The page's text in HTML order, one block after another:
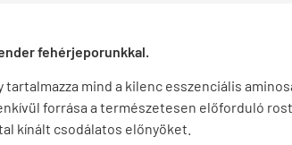
fehérjeporunkkal.
mind a kilenc esszenciális
forrása a természetesen előforduló
kínált csodálatos előnyöket.